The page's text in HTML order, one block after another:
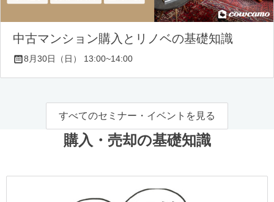
中古マンション購入とリノベの基礎知識
8月30日（日） 13:00~14:00
すべてのセミナー・イベントを見る
購入・売却の基礎知識